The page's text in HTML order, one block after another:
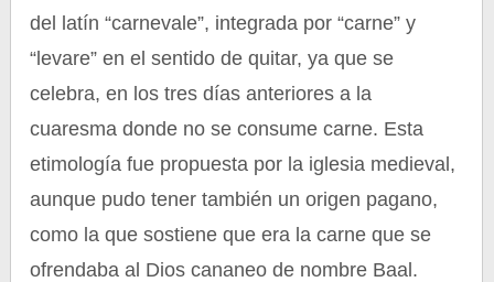
del latín “carnevale”, integrada por “carne” y
“levare” en el sentido de quitar, ya que se
celebra, en los tres días anteriores a la
cuaresma donde no se consume carne. Esta
etimología fue propuesta por la iglesia medieval,
aunque pudo tener también un origen pagano,
como la que sostiene que era la carne que se
ofrendaba al Dios cananeo de nombre Baal.